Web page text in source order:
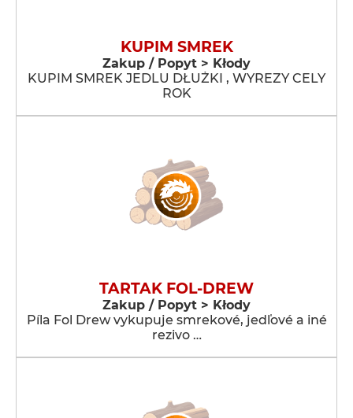
KUPIM SMREK
Zakup / Popyt > Kłody
KUPIM SMREK JEDLU DŁUŻKI , WYREZY CELY
ROK
TARTAK FOL-DREW
Zakup / Popyt > Kłody
Píla Fol Drew vykupuje smrekové, jedľové a iné
rezivo …